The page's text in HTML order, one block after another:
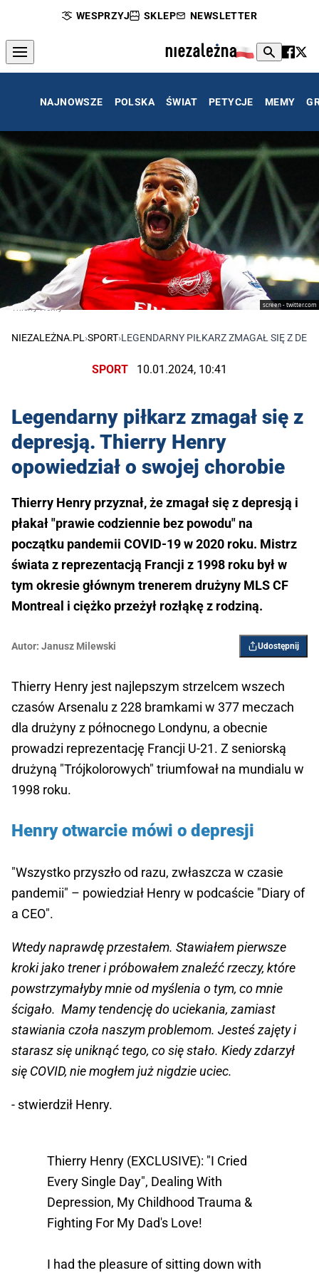
WESPRZYJ SKLEP NEWSLETTER
NAJNOWSZE POLSKA ŚWIAT PETYCJE MEMY
screen - twitter.com
Thierry Henry
NIEZALEŻNA.PL ›SPORT›LEGENDARNY PIŁKARZ ZMAGAŁ SIĘ Z
SPORT 10.01.2024, 10:41
Legendarny piłkarz zmagał się z
depresją. Thierry Henry
opowiedział o swojej chorobie
Thierry Henry przyznał, że zmagał się z depresją i
płakał "prawie codziennie bez powodu" na
początku pandemii COVID-19 w 2020 roku. Mistrz
świata z reprezentacją Francji z 1998 roku był w
tym okresie głównym trenerem drużyny MLS CF
Montreal i ciężko przeżył rozłąkę z rodziną.
Autor: Janusz Milewski Udostępnij
Thierry Henry jest najlepszym strzelcem wszech
czasów Arsenalu z 228 bramkami w 377 meczach
dla drużyny z północnego Londynu, a obecnie
prowadzi reprezentację Francji U-21. Z seniorską
drużyną "Trójkolorowych" triumfował na mundialu w
1998 roku.
Henry otwarcie mówi o depresji
"Wszystko przyszło od razu, zwłaszcza w czasie
pandemii" – powiedział Henry w podcaście "Diary of
a CEO".
Wtedy naprawdę przestałem. Stawiałem pierwsze
kroki jako trener i próbowałem znaleźć rzeczy, które
powstrzymałyby mnie od myślenia o tym, co mnie
ścigało. Mamy tendencję do uciekania, zamiast
stawiania czoła naszym problemom. Jesteś zajęty i
starasz się uniknąć tego, co się stało. Kiedy zdarzył
się COVID, nie mogłem już nigdzie uciec.
- stwierdził Henry.
Thierry Henry (EXCLUSIVE): "I Cried
Every Single Day", Dealing With
Depression, My Childhood Trauma &
Fighting For My Dad's Love!
I had the pleasure of sitting down with